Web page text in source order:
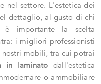
nel settore. L'estetica dei
dettaglio, al gusto di chi
importante la scelta
i migliori professionisti
mobili, tra cui potrai
in laminato dall'estetica
o ammobiliare